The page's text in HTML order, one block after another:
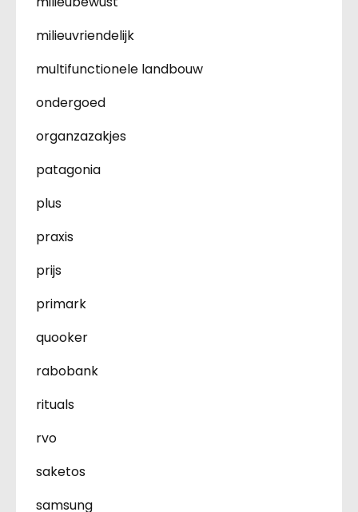
milieuvriendelijk
multifunctionele landbouw
ondergoed
organzazakjes
patagonia
plus
praxis
prijs
primark
quooker
rabobank
rituals
rvo
saketos
samsung